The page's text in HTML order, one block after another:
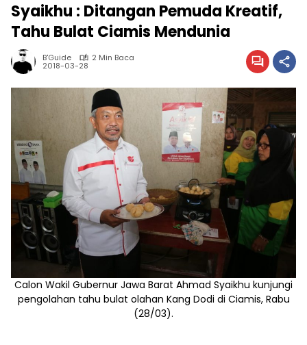
Syaikhu : Ditangan Pemuda Kreatif,
Tahu Bulat Ciamis Mendunia
B'Guide 2 Min Baca
2018-03-28
Calon Wakil Gubernur Jawa Barat Ahmad Syaikhu kunjungi
pengolahan tahu bulat olahan Kang Dodi di Ciamis, Rabu
(28/03).